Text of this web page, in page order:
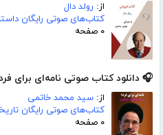
از: رولد دال
کتاب‌های صوتی رایگان
۰ صفحه
🎧 دانلود کتاب صوتی نامه‌‍‌‌ای برای
از: سید محمد خاتمی
کتاب‌های صوتی رایگان
۰ صفحه